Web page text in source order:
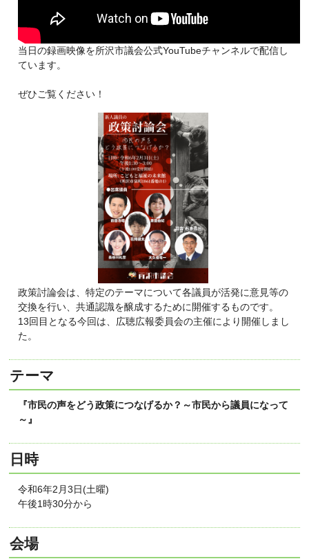
当日の録画映像を所沢市議会公式YouTubeチャンネルで配信し
ています。
ぜひご覧ください！
政策討論会は、特定のテーマについて各議員が活発に意見等の
交換を行い、共通認識を醸成するために開催するものです。
13回目となる今回は、広聴広報委員会の主催により開催しまし
た。
テーマ
『市民の声をどう政策につなげるか？～市民から議員になって
～』
日時
令和6年2月3日(土曜)
午後1時30分から
会場